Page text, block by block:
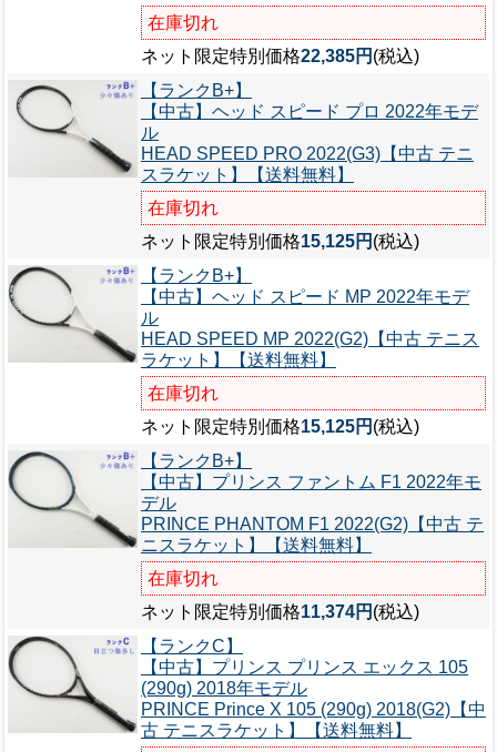
在庫切れ
ネット限定特別価格22,385円 (税込)
【ランクB+】
【中古】ヘッド スピード プロ 2022年モデ
ル
HEAD SPEED PRO 2022(G3)【中古 テニ
スラケット】【送料無料】
在庫切れ
ネット限定特別価格15,125円 (税込)
【ランクB+】
【中古】ヘッド スピード MP 2022年モデ
ル
HEAD SPEED MP 2022(G2)【中古 テニス
ラケット】【送料無料】
在庫切れ
ネット限定特別価格15,125円 (税込)
【ランクB+】
【中古】プリンス ファントム F1 2022年モ
デル
PRINCE PHANTOM F1 2022(G2)【中古 テ
ニスラケット】【送料無料】
在庫切れ
ネット限定特別価格11,374円 (税込)
【ランクC】
【中古】プリンス プリンス エックス 105
(290g) 2018年モデル
PRINCE Prince X 105 (290g) 2018(G2)【中
古 テニスラケット】【送料無料】